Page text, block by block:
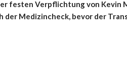
festen Verpflichtung von Kevin
der Medizincheck, bevor der